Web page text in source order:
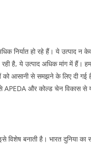
निर्यात हो रहे हैं। ये उत्पाद न
है, ये उत्पाद अधिक मांग में हैं।
आसानी से समझने के लिए दी गई
और कोल्ड चेन विकास से
बनाती है। भारत दुनिया का